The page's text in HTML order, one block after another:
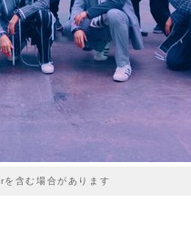
を含む場合があります